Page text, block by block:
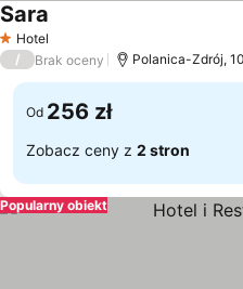
1 Kategoria
Hotel
Sara
/ Brak oceny Polanica-Zdrój,
Od 256 zł
Zobacz ceny z 2 stron
Popularny obiekt